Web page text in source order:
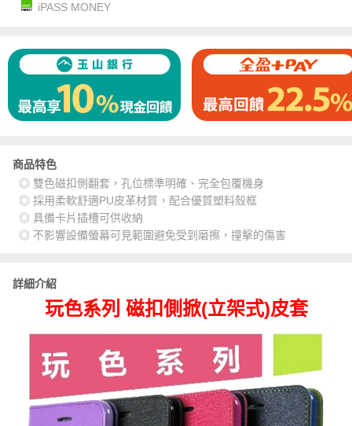
iPASS MONEY
商品特色
◎ 雙色磁扣側翻套，孔位標準明確、完全包覆機身
◎ 採用柔軟舒適PU皮革材質，配合優質塑料殼框
◎ 具備卡片插槽可供收納
◎ 不影響設備螢幕可見範圍避免受到磨擦，撞擊的傷害
詳細介紹
玩色系列 磁扣側掀(立架式)皮套